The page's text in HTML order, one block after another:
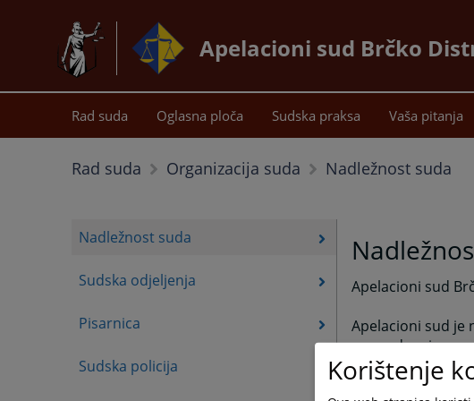
Apelacioni sud Brčko
Rad suda Oglasna ploča Sudska praksa Vaša pitanja
Rad suda Organizacija suda Nadležnost suda
Nadležnost suda
Sudska odjeljenja
Pisarnica
Sudska policija
Apelacioni sud
Apelacioni sud je
redovnim
vanrednim
da li je bilo
Korištenje